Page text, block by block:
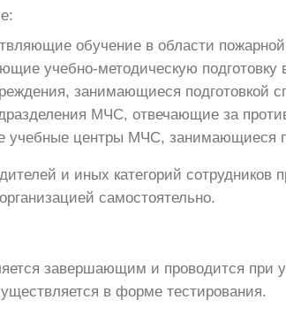
обучение в области
учебно-методическую
занимающиеся подготовкой
МЧС, отвечающие за
учебные центры МЧС, занимающиеся
и иных категорий сотрудников
самостоятельно.
завершающим и проводится при
в форме тестирования.